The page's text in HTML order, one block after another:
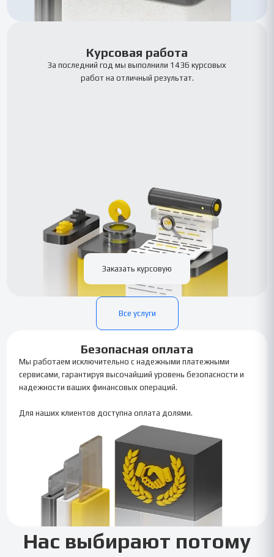
Курсовая работа
За последний год мы выполнили 1436 курсовых
работ на отличный результат.
Заказать курсовую
Все услуги
Безопасная оплата
Мы работаем исключительно с надежными платежными
сервисами, гарантируя высочайший уровень безопасности и
надежности ваших финансовых операций.
Для наших клиентов доступна оплата долями.
Нас выбирают потому